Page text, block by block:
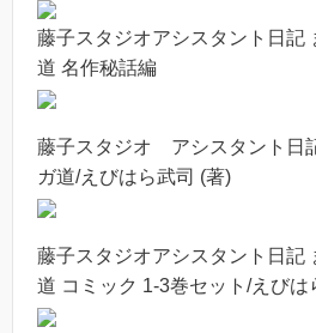
藤子スタジオアシスタント日記
道 名作秘話編
藤子スタジオ アシスタント日
ガ道/えびはら武司 (著)
藤子スタジオアシスタント日記
道 コミック 1-3巻セット/えびは